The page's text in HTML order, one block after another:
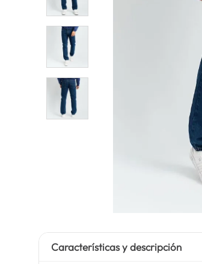
Características y descripción